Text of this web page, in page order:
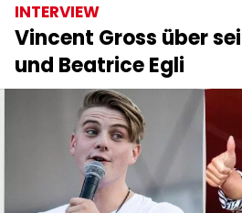
INTERVIEW
Vincent Gross über
und Beatrice Egli